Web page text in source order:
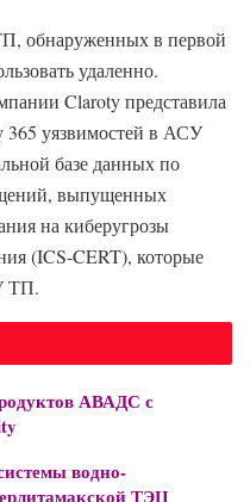
обнаруженных в первой
удаленно.
Claroty представила
365 уязвимостей в АСУ
базе данных по
выпущенных
на киберугрозы
(ICS-CERT), которые
ТП.
АВАДС с
водно-
ТЭЦ